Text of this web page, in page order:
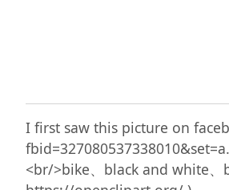
I first saw this picture on
<br/>bike、black and white、